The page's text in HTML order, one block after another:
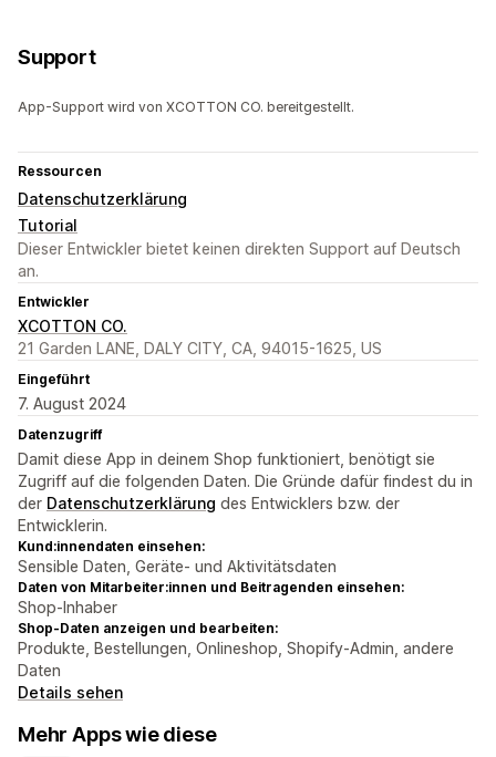
Support
App-Support wird von XCOTTON CO. bereitgestellt.
Ressourcen
Datenschutzerklärung
Tutorial
Dieser Entwickler bietet keinen direkten Support auf Deutsch
an.
Entwickler
XCOTTON CO.
21 Garden LANE, DALY CITY, CA, 94015-1625, US
Eingeführt
7. August 2024
Datenzugriff
Damit diese App in deinem Shop funktioniert, benötigt sie
Zugriff auf die folgenden Daten. Die Gründe dafür findest du in
der Datenschutzerklärung des Entwicklers bzw. der
Entwicklerin.
Kund:innendaten einsehen:
Sensible Daten, Geräte- und Aktivitätsdaten
Daten von Mitarbeiter:innen und Beitragenden einsehen:
Shop-Inhaber
Shop-Daten anzeigen und bearbeiten:
Produkte, Bestellungen, Onlineshop, Shopify-Admin, andere
Daten
Details sehen
Mehr Apps wie diese